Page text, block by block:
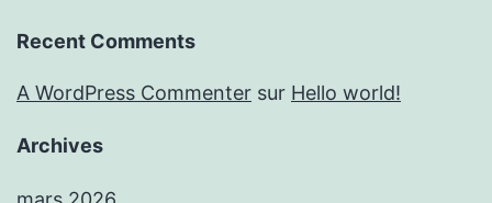
Recent Comments
A WordPress Commenter sur Hello world!
Archives